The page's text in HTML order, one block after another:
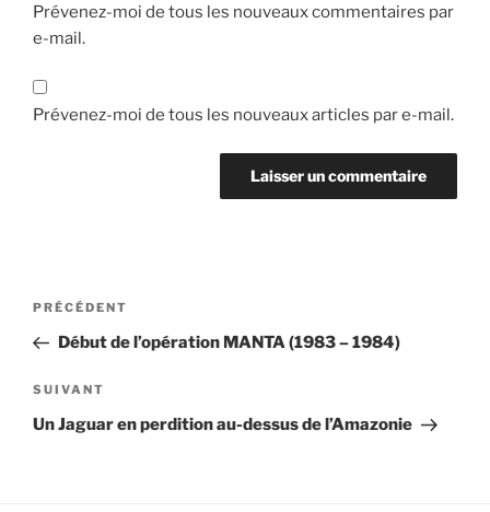
Prévenez-moi de tous les nouveaux commentaires par
e-mail.
Prévenez-moi de tous les nouveaux articles par e-mail.
PRÉCÉDENT
Début de l’opération MANTA (1983 – 1984)
SUIVANT
Un Jaguar en perdition au-dessus de l’Amazonie